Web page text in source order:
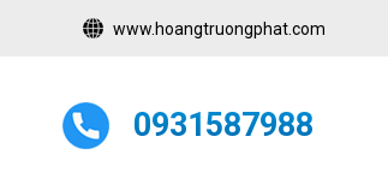
www.hoangtruongphat.com
0931587988